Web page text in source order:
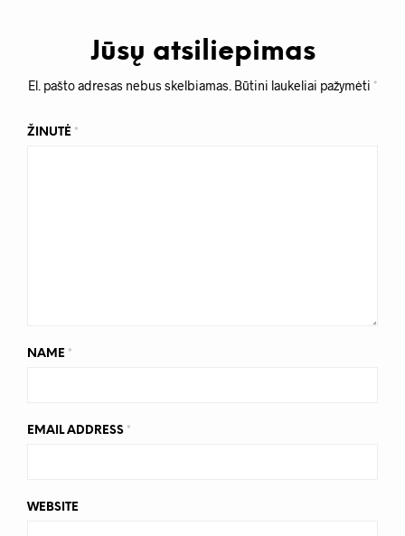
Jūsų atsiliepimas
El. pašto adresas nebus skelbiamas. Būtini laukeliai pažymėti *
ŽINUTĖ *
NAME *
EMAIL ADDRESS *
WEBSITE